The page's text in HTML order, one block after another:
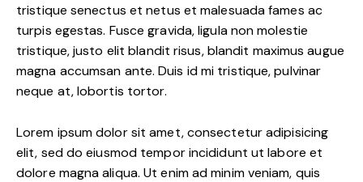
tristique senectus et netus et malesuada fames ac
turpis egestas. Fusce gravida, ligula non molestie
tristique, justo elit blandit risus, blandit maximus augue
magna accumsan ante. Duis id mi tristique, pulvinar
neque at, lobortis tortor.
Lorem ipsum dolor sit amet, consectetur adipisicing
elit, sed do eiusmod tempor incididunt ut labore et
dolore magna aliqua. Ut enim ad minim veniam, quis